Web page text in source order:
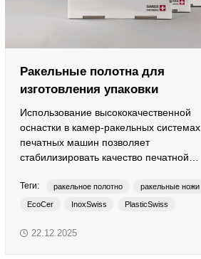
очистки
Ракельные полотна для
изготовления упаковки
Использование высококачественной
оснастки в камер-ракельных системах
печатных машин позволяет
стабилизировать качество печатной
Теги: ракельное полотно ракельные ножи
EcoCer InoxSwiss PlasticSwiss
22.12.2025